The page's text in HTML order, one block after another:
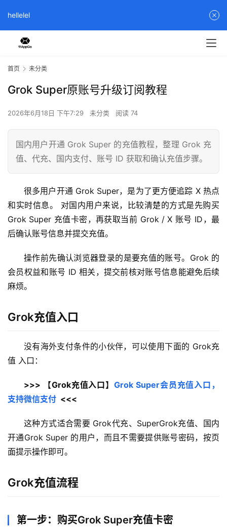
首页 未分类
Grok Super原账号升级订阅教程
2026年6月18日 下午7:29 未分类 阅读 74
国内用户开通 Grok Super 的充值教程，整理 Grok 充
值、代充、国内支付、账号 ID 获取和确认充值步骤。
很多用户开通 Grok Super，是为了更方便追踪 X 热点
和实时信息。 对国内用户来说，比较清楚的方式是先购买
Grok Super 充值卡密，再获取当前 Grok / X 账号 ID，最
后确认账号信息并提交充值。
操作前先确认浏览器登录的是要充值的账号。Grok 的
会员权益和账号 ID 相关，提交前核对账号信息能避免后续
麻烦。
Grok充值入口
没有海外支付条件的小伙伴，可以使用下面的 Grok充
值 入口：
>>> 【Grok充值入口】 Grok Super会员充值入口，
支持微信支付
  <<<
这种方式适合需要 Grok代充、SuperGrok充值、国内
开通Grok Super 的用户，而且不需要提供账号密码，按页
面提示操作即可。
Grok充值流程
第一步：购买Grok Super充值卡密
hellelel